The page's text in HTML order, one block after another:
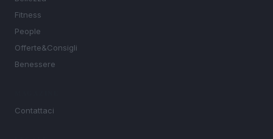
Fitness
People
Offerte&Consigli
Benessere
Contattaci